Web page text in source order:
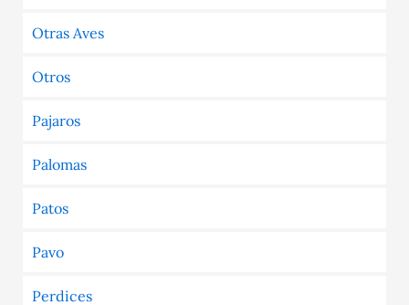
Otras Aves
Otros
Pajaros
Palomas
Patos
Pavo
Perdices